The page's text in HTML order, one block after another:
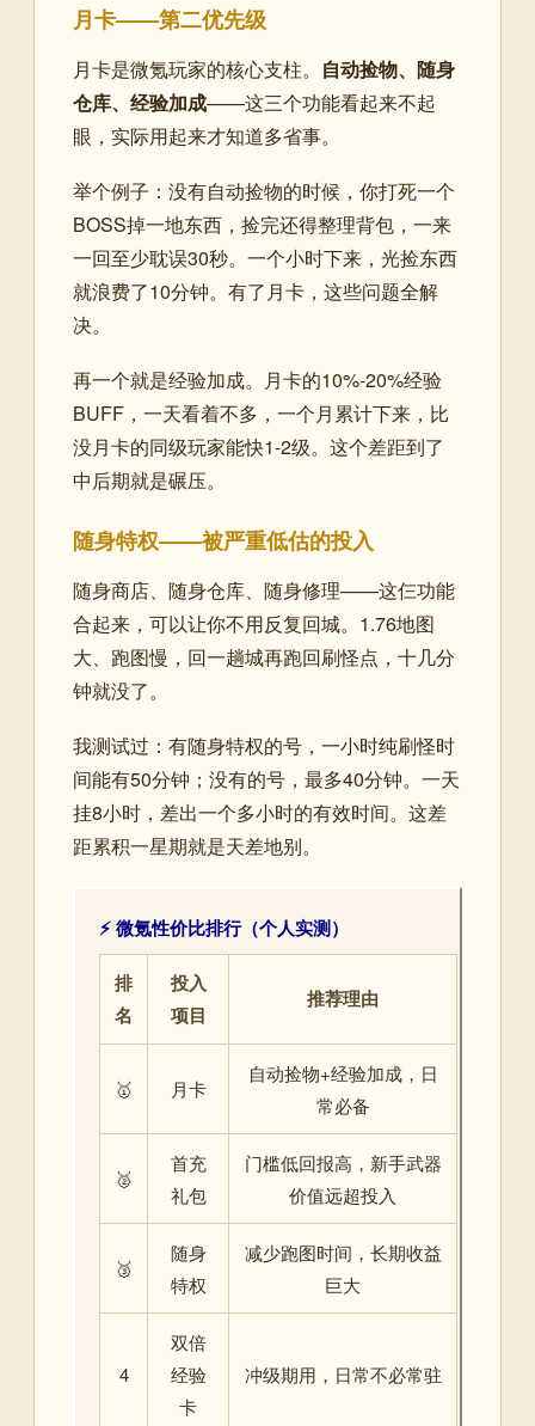
月卡——第二优先级
月卡是微氪玩家的核心支柱。 自动捡物、随身
仓库、经验加成——这三个功能看起来不起
眼，实际用起来才知道多省事。
举个例子：没有自动捡物的时候，你打死一个
BOSS掉一地东西，捡完还得整理背包，一来
一回至少耽误30秒。一个小时下来，光捡东西
就浪费了10分钟。有了月卡，这些问题全解
决。
再一个就是经验加成。月卡的10%-20%经验
BUFF，一天看着不多，一个月累计下来，比
没月卡的同级玩家能快1-2级。这个差距到了
中后期就是碾压。
随身特权——被严重低估的投入
随身商店、随身仓库、随身修理——这仨功能
合起来，可以让你不用反复回城。1.76地图
大、跑图慢，回一趟城再跑回刷怪点，十几分
钟就没了。
我测试过：有随身特权的号，一小时纯刷怪时
间能有50分钟；没有的号，最多40分钟。一天
挂8小时，差出一个多小时的有效时间。这差
距累积一星期就是天差地别。
⚡ 微氪性价比排行（个人实测）
排
名
投入
项目
推荐理由
🥇 月卡
自动捡物+经验加成，日
常必备
🥈
首充
礼包
门槛低回报高，新手武器
价值远超投入
🥉
随身
特权
减少跑图时间，长期收益
巨大
4
双倍
经验
卡
冲级期用，日常不必常驻